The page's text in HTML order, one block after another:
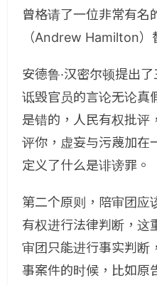
曾格请了一位非常有名
（Andrew Hamilton）
安德鲁·汉密尔顿提出
诋毁官员的言论无论真
是错的，人民有权批评
评你，虚妄与污蔑加在
定义了什么是诽谤罪。
第二个原则，陪审团应
有权进行法律判断，这
审团只能进行事实判断
事案件的时候，比如原